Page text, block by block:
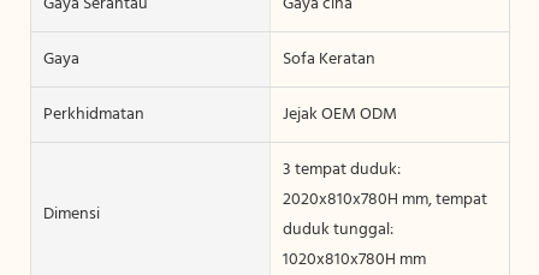
Gaya
Sofa Keratan
Perkhidmatan
Jejak OEM ODM
Dimensi
3 tempat duduk:
2020x810x780H mm, tempat
duduk tunggal:
1020x810x780H mm